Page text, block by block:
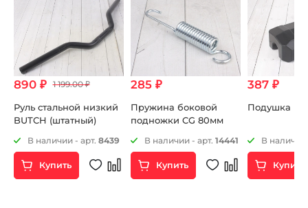
890 ₽ 1 199.00 ₽
Руль стальной низкий
BUTCH (штатный)
В наличии - арт. 8439
Купить
285 ₽
Пружина боковой
подножки CG 80мм
В наличии - арт. 14441
Купить
387 ₽
Подушка
В наличии
Купить